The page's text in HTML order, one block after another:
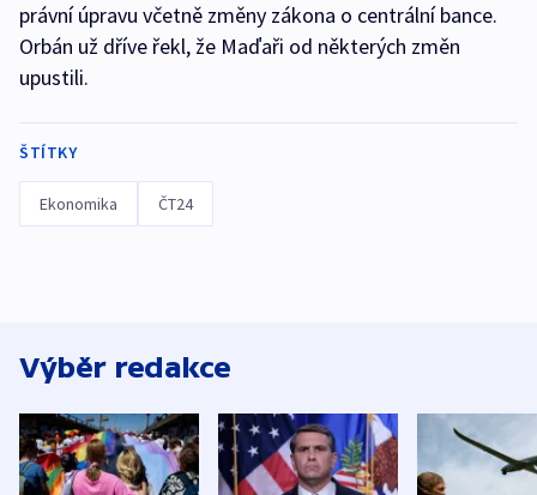
právní úpravu včetně změny zákona o centrální bance.
Orbán už dříve řekl, že Maďaři od některých změn
upustili.
ŠTÍTKY
Ekonomika ČT24
Výběr redakce